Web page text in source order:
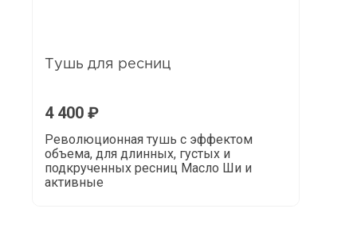
Тушь для ресниц
4 400 ₽
Революционная тушь с эффектом
объема, для длинных, густых и
подкрученных ресниц Масло Ши и
активные